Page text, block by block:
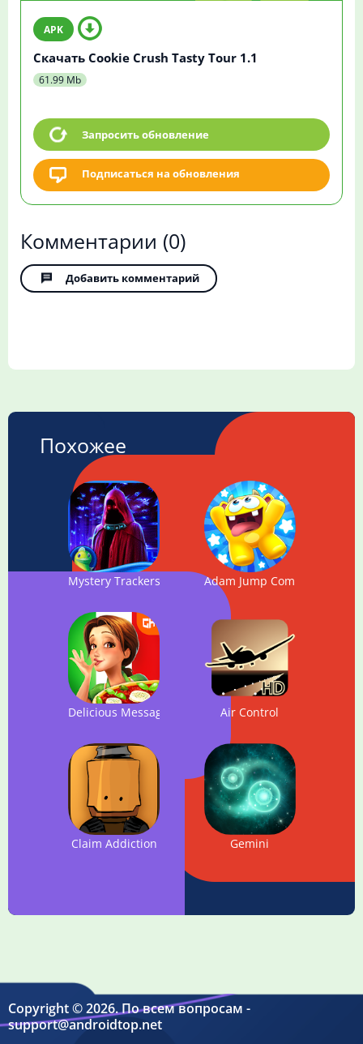
Скачать Cookie Crush Tasty Tour 1.1
61.99 Mb
Запросить обновление
Подписаться на обновления
Комментарии (0)
Добавить комментарий
Похожее
Mystery Trackers: Train to Hellswich
Adam Jump Combo
Delicious Message in a BottleAir Control
Claim Addiction Gemini
Copyright © 2026. По всем вопросам -
support@androidtop.net